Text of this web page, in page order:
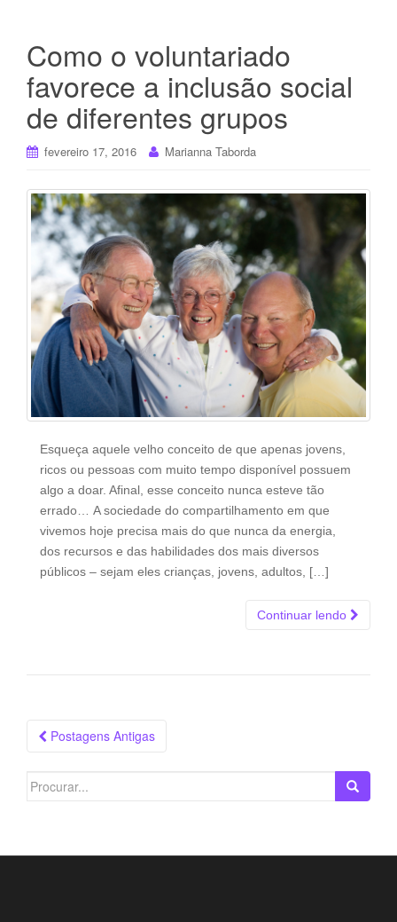
Como o voluntariado
favorece a inclusão social
de diferentes grupos
fevereiro 17, 2016 Marianna Taborda
Esqueça aquele velho conceito de que apenas jovens,
ricos ou pessoas com muito tempo disponível possuem
algo a doar. Afinal, esse conceito nunca esteve tão
errado… A sociedade do compartilhamento em que
vivemos hoje precisa mais do que nunca da energia,
dos recursos e das habilidades dos mais diversos
públicos – sejam eles crianças, jovens, adultos, […]
Continuar lendo
Navegação
Postagens
Postagens Antigas
Search